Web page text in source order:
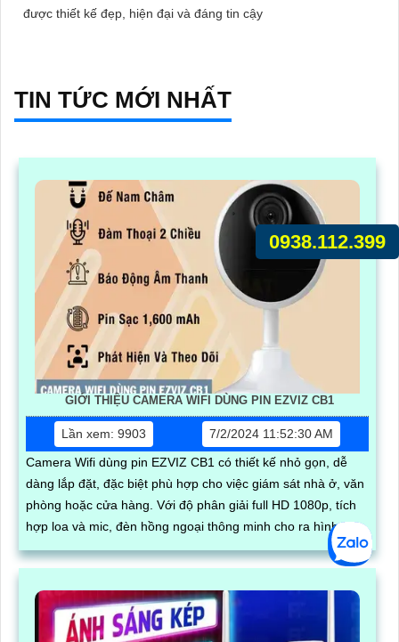
được thiết kế đẹp, hiện đại và đáng tin cậy
TIN TỨC MỚI NHẤT
GIỚI THIỆU CAMERA WIFI DÙNG PIN EZVIZ CB1
Lần xem: 9903
7/2/2024 11:52:30 AM
Camera Wifi dùng pin EZVIZ CB1 có thiết kế nhỏ gọn, dễ
dàng lắp đặt, đặc biệt phù hợp cho việc giám sát nhà ở, văn
phòng hoặc cửa hàng. Với độ phân giải full HD 1080p, tích
hợp loa và mic, đèn hồng ngoại thông minh cho ra hình ảnh
chất lượng ban đêm
0938.112.399